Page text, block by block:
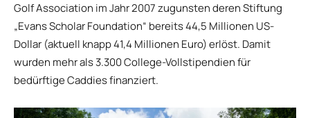
Golf Association im Jahr 2007 zugunsten deren Stiftung
„Evans Scholar Foundation“ bereits 44,5 Millionen US-
Dollar (aktuell knapp 41,4 Millionen Euro) erlöst. Damit
wurden mehr als 3.300 College-Vollstipendien für
bedürftige Caddies finanziert.